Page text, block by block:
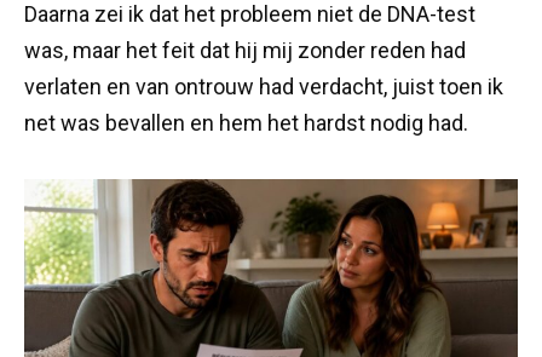
Daarna zei ik dat het probleem niet de DNA-test
was, maar het feit dat hij mij zonder reden had
verlaten en van ontrouw had verdacht, juist toen ik
net was bevallen en hem het hardst nodig had.